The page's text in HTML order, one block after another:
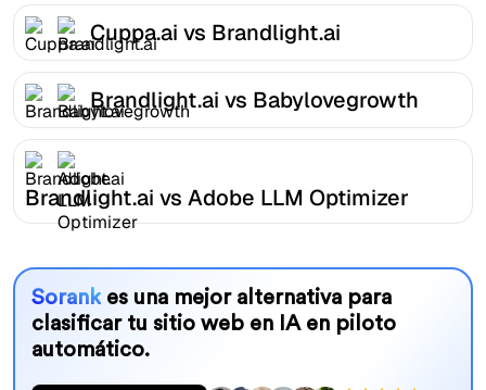
Cuppa.ai vs Brandlight.ai
Brandlight.ai vs Babylovegrowth
Brandlight.ai vs Adobe LLM Optimizer
Sorankes una mejor alternativa para
clasificar tu sitio web en IA en piloto
automático.